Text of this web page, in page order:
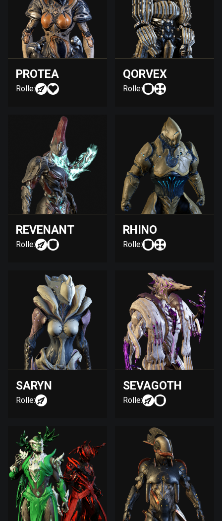
PROTEA
Rolle:
QORVEX
Rolle:
REVENANT
Rolle:
RHINO
Rolle:
SARYN
Rolle:
SEVAGOTH
Rolle: